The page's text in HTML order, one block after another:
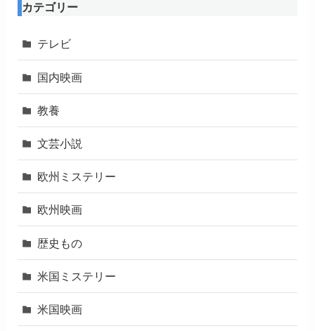
カテゴリー
テレビ
国内映画
教養
文芸小説
欧州ミステリー
欧州映画
歴史もの
米国ミステリー
米国映画